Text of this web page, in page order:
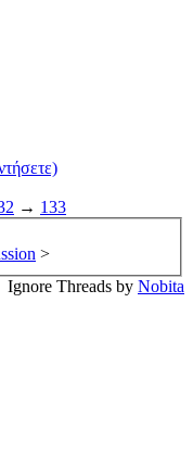
→ 133
>
Ignore Threads by Nobita